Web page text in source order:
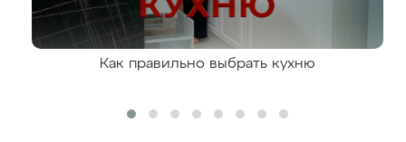
Как правильно выбрать кухню